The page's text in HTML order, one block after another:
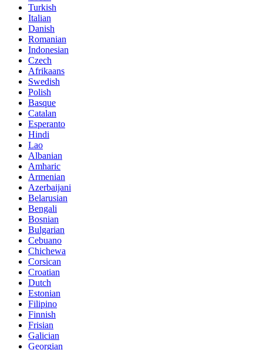
Turkish
Italian
Danish
Romanian
Indonesian
Czech
Afrikaans
Swedish
Polish
Basque
Catalan
Esperanto
Hindi
Lao
Albanian
Amharic
Armenian
Azerbaijani
Belarusian
Bengali
Bosnian
Bulgarian
Cebuano
Chichewa
Corsican
Croatian
Dutch
Estonian
Filipino
Finnish
Frisian
Galician
Georgian